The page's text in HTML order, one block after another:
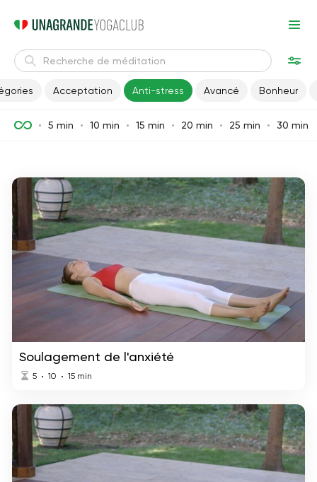
Acceptation Anti-stress Avancé Bonheur
5 min 10 min 15 min 20 min 25 min 30 min
Soulagement de l'anxiété
5 10 15 min